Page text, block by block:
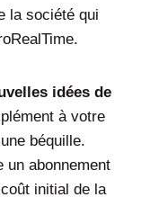
la société qui
idées de
à votre
béquille.
un abonnement
initial de la